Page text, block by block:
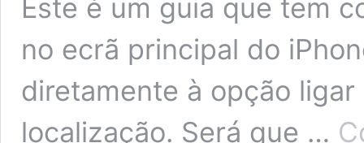
Este é um guia que tem
no ecrã principal do
diretamente à opção
localização. Será que …